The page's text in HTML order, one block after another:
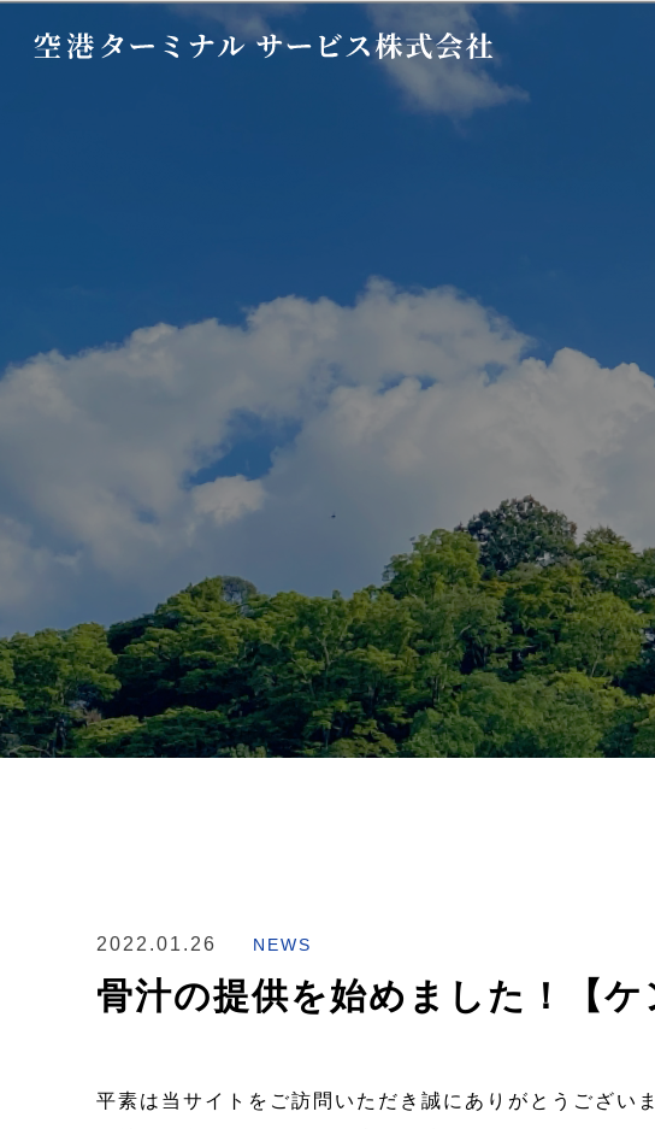
2022.01.26 NEWS
骨汁の提供を始めました！【ケ
平素は当サイトをご訪問いただき誠にありがとうございま